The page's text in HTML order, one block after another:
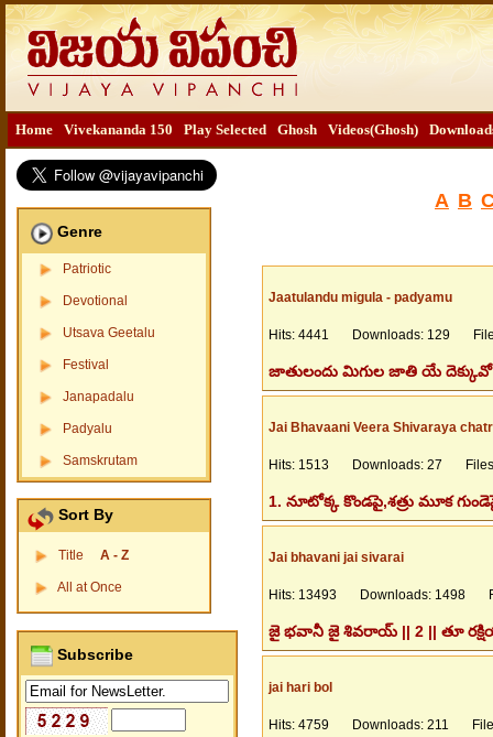
Home Vivekananda 150 Play Selected Ghosh Videos(Ghosh)
Genre
Patriotic
Devotional
Utsava Geetalu
Festival
Janapadalu
Padyalu
Samskrutam
Sort By
Title A - Z
All at Once
Subscribe
A B
Jaatulandu migula - padyamu
Hits: 4441 Downloads: 129
జాతులందు మిగుల జాతి యే దెక్కువో
Jai Bhavaani Veera Shivaraya
Hits: 1513 Downloads: 27
1. నూటోక్క కొండపై,శత్రు మూక
Jai bhavani jai sivarai
Hits: 13493 Downloads: 1498
జై భవానీ జై శివరాయ్ || 2 || తూ
jai hari bol
Hits: 4759 Downloads: 211